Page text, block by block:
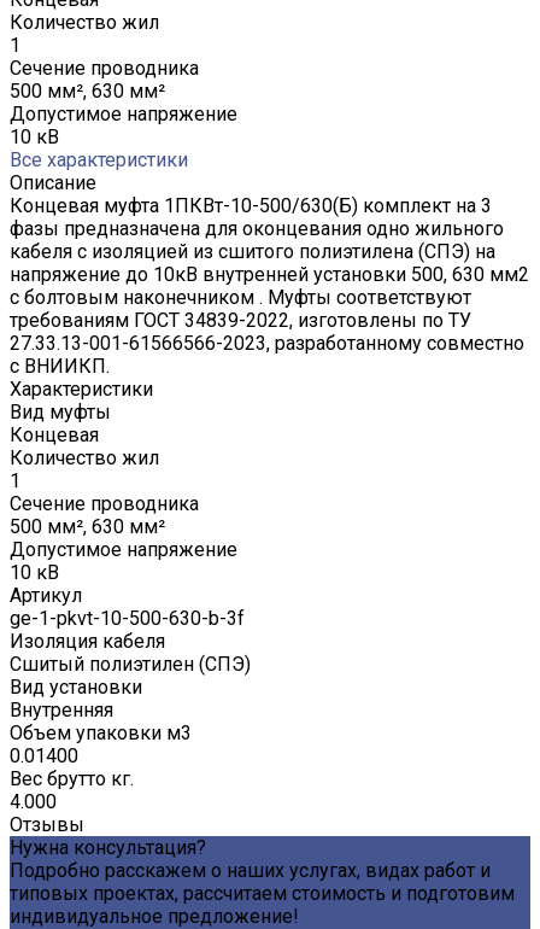
Количество жил
1
Сечение проводника
500 мм², 630 мм²
Допустимое напряжение
10 кВ
Все характеристики
Описание
Концевая муфта 1ПКВт-10-500/630(Б) комплект на 3
фазы предназначена для оконцевания одно жильного
кабеля с изоляцией из сшитого полиэтилена (СПЭ) на
напряжение до 10кВ внутренней установки 500, 630 мм2
с болтовым наконечником . Муфты соответствуют
требованиям ГОСТ 34839-2022, изготовлены по ТУ
27.33.13-001-61566566-2023, разработанному совместно
с ВНИИКП.
Характеристики
Вид муфты
Концевая
Количество жил
1
Сечение проводника
500 мм², 630 мм²
Допустимое напряжение
10 кВ
Артикул
ge-1-pkvt-10-500-630-b-3f
Изоляция кабеля
Сшитый полиэтилен (СПЭ)
Вид установки
Внутренняя
Объем упаковки м3
0.01400
Вес брутто кг.
4.000
Отзывы
Нужна консультация?
Подробно расскажем о наших услугах, видах работ и
типовых проектах, рассчитаем стоимость и подготовим
индивидуальное предложение!